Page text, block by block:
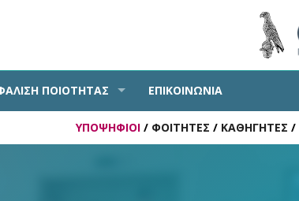
ΠΟΙΟΤΗΤΑΣ ΕΠΙΚΟΙΝΩΝΙΑ
ΥΠΟΨΗΦΙΟΙ / ΦΟΙΤΗΤΕΣ / ΚΑΘΗΓΗΤΕΣ /